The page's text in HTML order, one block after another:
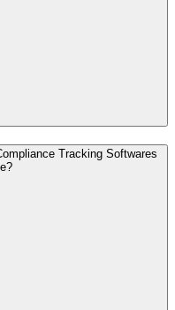
Tracking Softwares